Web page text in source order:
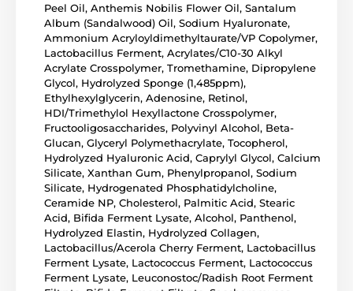
Peel Oil, Anthemis Nobilis Flower Oil, Santalum
Album (Sandalwood) Oil, Sodium Hyaluronate,
Ammonium Acryloyldimethyltaurate/VP Copolymer,
Lactobacillus Ferment, Acrylates/C10-30 Alkyl
Acrylate Crosspolymer, Tromethamine, Dipropylene
Glycol, Hydrolyzed Sponge (1,485ppm),
Ethylhexylglycerin, Adenosine, Retinol,
HDI/Trimethylol Hexyllactone Crosspolymer,
Fructooligosaccharides, Polyvinyl Alcohol, Beta-
Glucan, Glyceryl Polymethacrylate, Tocopherol,
Hydrolyzed Hyaluronic Acid, Caprylyl Glycol, Calcium
Silicate, Xanthan Gum, Phenylpropanol, Sodium
Silicate, Hydrogenated Phosphatidylcholine,
Ceramide NP, Cholesterol, Palmitic Acid, Stearic
Acid, Bifida Ferment Lysate, Alcohol, Panthenol,
Hydrolyzed Elastin, Hydrolyzed Collagen,
Lactobacillus/Acerola Cherry Ferment, Lactobacillus
Ferment Lysate, Lactococcus Ferment, Lactococcus
Ferment Lysate, Leuconostoc/Radish Root Ferment